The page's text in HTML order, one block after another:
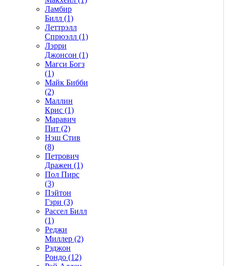
Ламбир
Билл (1)
Леттрэлл
Спрюэлл (1)
Лэрри
Джонсон (1)
Магси Богз
(1)
Майк Бибби
(2)
Маллин
Крис (1)
Маравич
Пит (2)
Нэш Стив
(8)
Петрович
Дражен (1)
Пол Пирс
(3)
Пэйтон
Гэри (3)
Рассел Билл
(1)
Реджи
Миллер (2)
Рэджон
Рондо (12)